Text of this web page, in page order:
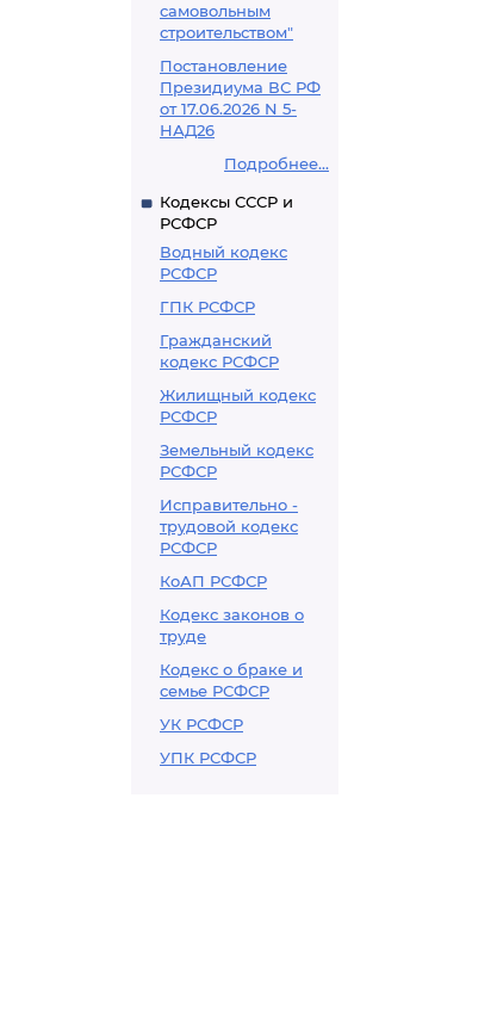
самовольным
строительством"
Постановление
Президиума ВС РФ
от 17.06.2026 N 5-
НАД26
Подробнее...
Кодексы СССР и
РСФСР
Водный кодекс
РСФСР
ГПК РСФСР
Гражданский
кодекс РСФСР
Жилищный кодекс
РСФСР
Земельный кодекс
РСФСР
Исправительно -
трудовой кодекс
РСФСР
КоАП РСФСР
Кодекс законов о
труде
Кодекс о браке и
семье РСФСР
УК РСФСР
УПК РСФСР